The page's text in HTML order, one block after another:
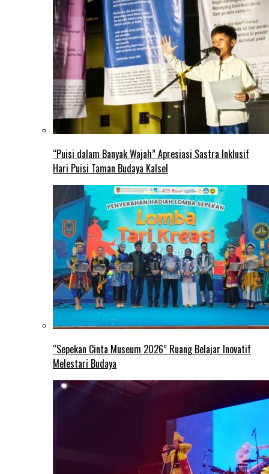
“Puisi dalam Banyak Wajah” Apresiasi Sastra Inklusif
Hari Puisi Taman Budaya Kalsel
“Sepekan Cinta Museum 2026” Ruang Belajar Inovatif
Melestari Budaya